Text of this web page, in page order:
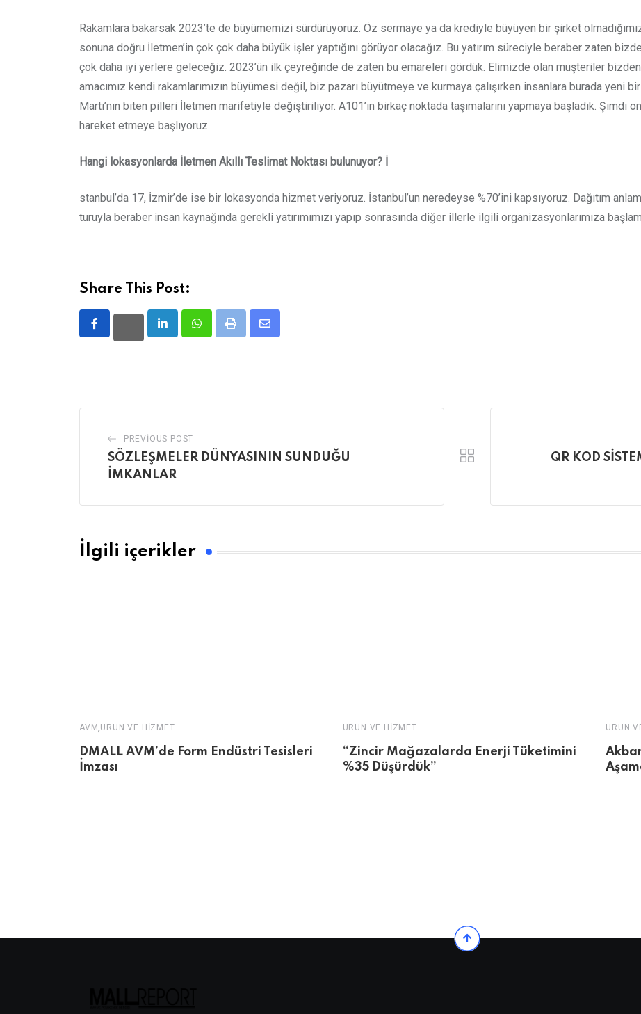
Rakamlara bakarsak 2023’te de büyümemizi sürdürüyoruz. Öz sermaye ya da krediyle büyüyen bir şirket
sonuna doğru İletmen’in çok çok daha büyük işler yaptığını görüyor olacağız. Bu yatırım süreciyle beraber zaten
çok daha iyi yerlere geleceğiz. 2023’ün ilk çeyreğinde de zaten bu emareleri gördük. Elimizde olan müşteriler
amacımız kendi rakamlarımızın büyümesi değil, biz pazarı büyütmeye ve kurmaya çalışırken insanlara burada yeni
Martı’nın biten pilleri İletmen marifetiyle değiştiriliyor. A101’in birkaç noktada taşımalarını yapmaya başladık. Şimdi
hareket etmeye başlıyoruz.
Hangi lokasyonlarda İletmen Akıllı Teslimat Noktası bulunuyor? İ
stanbul’da 17, İzmir’de ise bir lokasyonda hizmet veriyoruz. İstanbul’un neredeyse %70’ini kapsıyoruz. Dağıtım
turuyla beraber insan kaynağında gerekli yatırımımızı yapıp sonrasında diğer illerle ilgili organizasyonlarımıza
Share This Post:
LinkedInWhatsappPrint
Share
PREVIOUS POST
SÖZLEŞMELER DÜNYASININ SUNDUĞU
İMKANLAR
QR KOD
İlgili içerikler
AVM,ÜRÜN VE HIZMET
DMALL AVM’de Form Endüstri Tesisleri
İmzası
ÜRÜN VE HIZMET
“Zincir Mağazalarda Enerji Tüketimini
%35 Düşürdük”
ÜRÜN